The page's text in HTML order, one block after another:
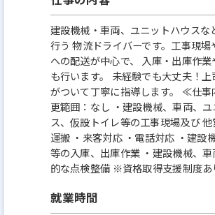
建設機械・車両、ユニットハウスな
行う 物流ドライバーです。工事現
への配送が中心で、 入庫・出庫作
も行います。 未経験でも大丈夫！上
がついて丁寧に指導します。 ≪仕
更範囲：なし ・建設機械、車両、
ス、仮設トイレ等の工事現場及び
運搬 ・来客対応 ・電話対応 ・建設
等の入庫、出庫作業 ・建設機械、
的な点検整備 ※資格取得支援制度あ
就業時間